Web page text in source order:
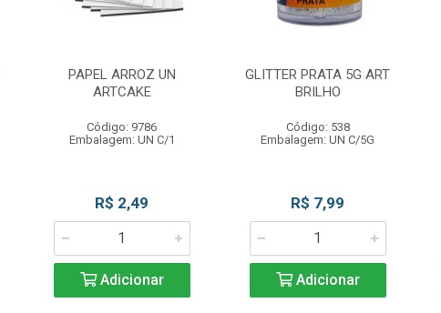
PAPEL ARROZ UN
ARTCAKE
Código: 9786
Embalagem: UN C/1
R$ 2,49
Adicionar
GLITTER PRATA 5G ART
BRILHO
Código: 538
Embalagem: UN C/5G
R$ 7,99
Adicionar